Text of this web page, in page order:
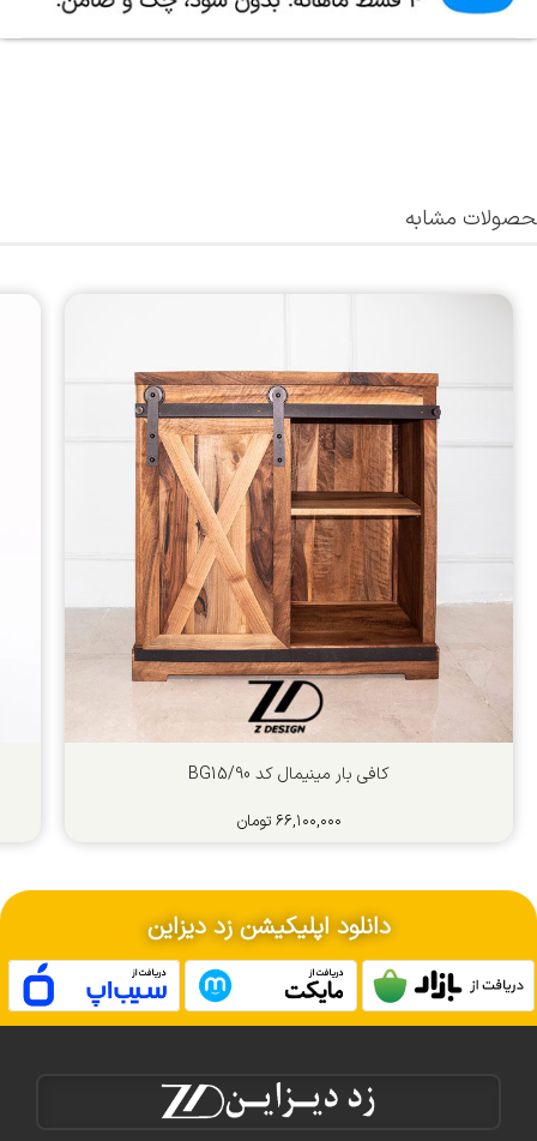
مشابه
کافی بار مینیمال کد BG15/90
۶۶,۱۰۰,۰۰۰ تومان
دانلود اپلیکیشن زد دیزاین